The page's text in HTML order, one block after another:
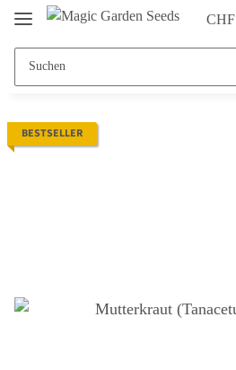
CHF
BESTSELLER